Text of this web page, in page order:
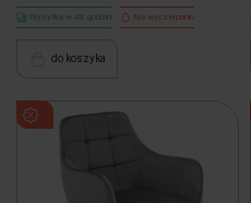
Wysyłka w 48 godzin Na wyczerpaniu
do koszyka